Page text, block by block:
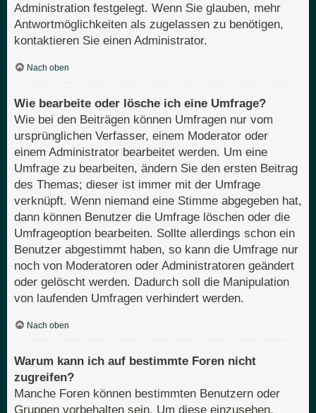
Administration festgelegt. Wenn Sie glauben, mehr
Antwortmöglichkeiten als zugelassen zu benötigen,
kontaktieren Sie einen Administrator.
Nach oben
Wie bearbeite oder lösche ich eine Umfrage?
Wie bei den Beiträgen können Umfragen nur vom
ursprünglichen Verfasser, einem Moderator oder
einem Administrator bearbeitet werden. Um eine
Umfrage zu bearbeiten, ändern Sie den ersten Beitrag
des Themas; dieser ist immer mit der Umfrage
verknüpft. Wenn niemand eine Stimme abgegeben hat,
dann können Benutzer die Umfrage löschen oder die
Umfrageoption bearbeiten. Sollte allerdings schon ein
Benutzer abgestimmt haben, so kann die Umfrage nur
noch von Moderatoren oder Administratoren geändert
oder gelöscht werden. Dadurch soll die Manipulation
von laufenden Umfragen verhindert werden.
Nach oben
Warum kann ich auf bestimmte Foren nicht
zugreifen?
Manche Foren können bestimmten Benutzern oder
Gruppen vorbehalten sein. Um diese einzusehen,